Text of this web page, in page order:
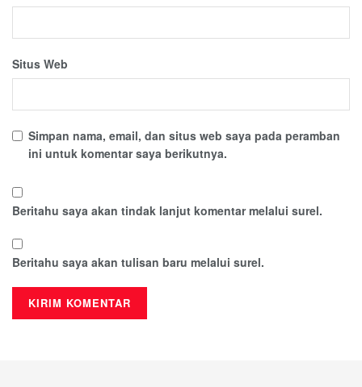
Situs Web
Simpan nama, email, dan situs web saya pada peramban
ini untuk komentar saya berikutnya.
Beritahu saya akan tindak lanjut komentar melalui surel.
Beritahu saya akan tulisan baru melalui surel.